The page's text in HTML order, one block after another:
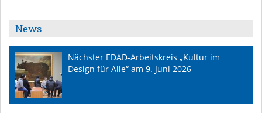
News
Nächster EDAD-Arbeitskreis „Kultur im
Design für Alle“ am 9. Juni 2026